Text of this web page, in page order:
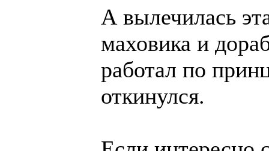
А вылечилась
маховика и
работал по
откинулся.